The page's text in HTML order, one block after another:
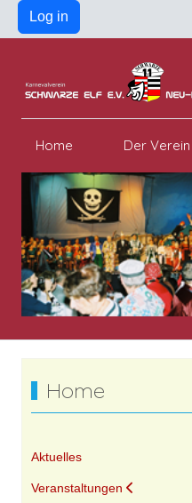
Log in
Home Der Verein
Home
Aktuelles
Veranstaltungen